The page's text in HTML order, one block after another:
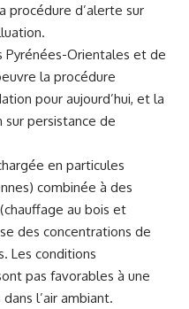
procédure d’alerte sur
Pyrénées-Orientales et de
la procédure
pour aujourd’hui, et la
sur persistance de
en particules
combinée à des
au bois et
des concentrations de
Les conditions
pas favorables à une
l’air ambiant.